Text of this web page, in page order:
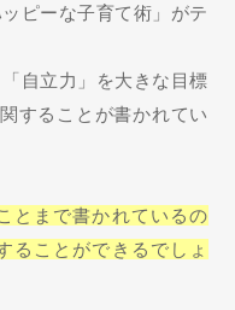
ピーな子育て術」がテ
自立力」を大きな目標
することが書かれてい
とまで書かれているの
ることができるでしょ